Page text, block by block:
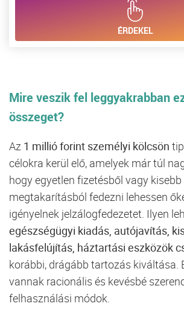
ÉRDEKEL
Mire veszikfel leggyakrabban
összeget?
Az 1 millióforint személyi kölcsön
célokra kerül elő, amelyek mártúl
hogyegyetlen fizetésből vagy kisebb
megtakarításból fedezni lehessen
igényelnek jelzálogfedezetet. Ilyen
egészségügyi kiadás, autójavítás,
lakásfelújítás, háztartási eszközök
korábbi, drágább tartozás kiváltása.
vannak racionális és kevésbé
felhasználási módok.